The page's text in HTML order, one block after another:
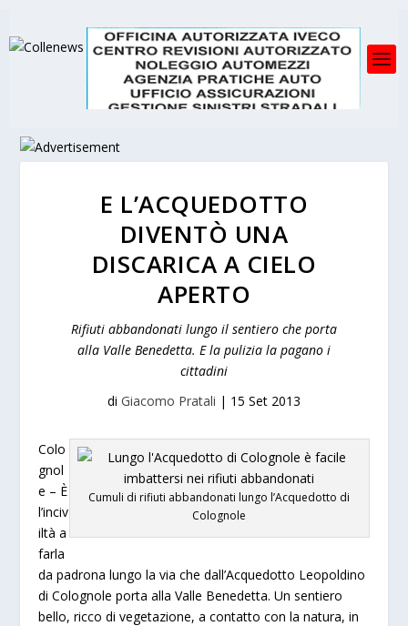
E L’ACQUEDOTTO
DIVENTÒ UNA
DISCARICA A CIELO
APERTO
Rifiuti abbandonati lungo il sentiero che porta
alla Valle Benedetta. E la pulizia la pagano i
cittadini
di Giacomo Pratali | 15 Set 2013
Cumuli di rifiuti abbandonati lungo l’Acquedotto di
Colognole
Colo
gnol
e – È
l’inciv
iltà a
farla
da padrona lungo la via che dall’Acquedotto Leopoldino
di Colognole porta alla Valle Benedetta. Un sentiero
bello, ricco di vegetazione, a contatto con la natura, in